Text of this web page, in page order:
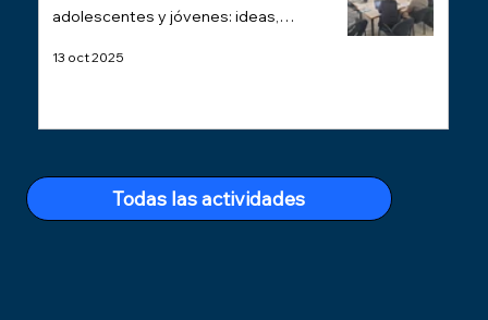
adolescentes y jóvenes: ideas,
13 oct 2025
Todas las actividades